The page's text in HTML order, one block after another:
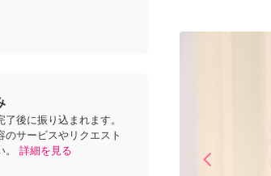
後に振り込まれます。
サービスやリクエスト
詳細を見る arrow_back_iosPrevious